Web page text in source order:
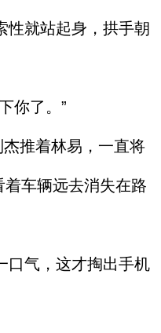
就站起身，拱手朝
你了。”
推着林易，一直将
着车辆远去消失在路
气，这才掏出手机